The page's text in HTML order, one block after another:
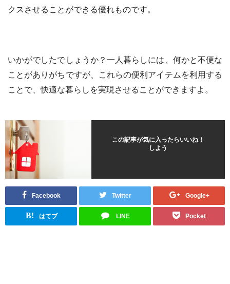
クスさせることができる優れものです。
いかがでしたでしょうか？一人暮らしには、何かと不便な
ことがありがちですが、これらの便利アイテムを利用する
ことで、快適な暮らしを実現させることができますよ。
この記事が気に入ったらいいね！
しよう
Facebook Twitter Google+
B! はてブ LINE Pocket